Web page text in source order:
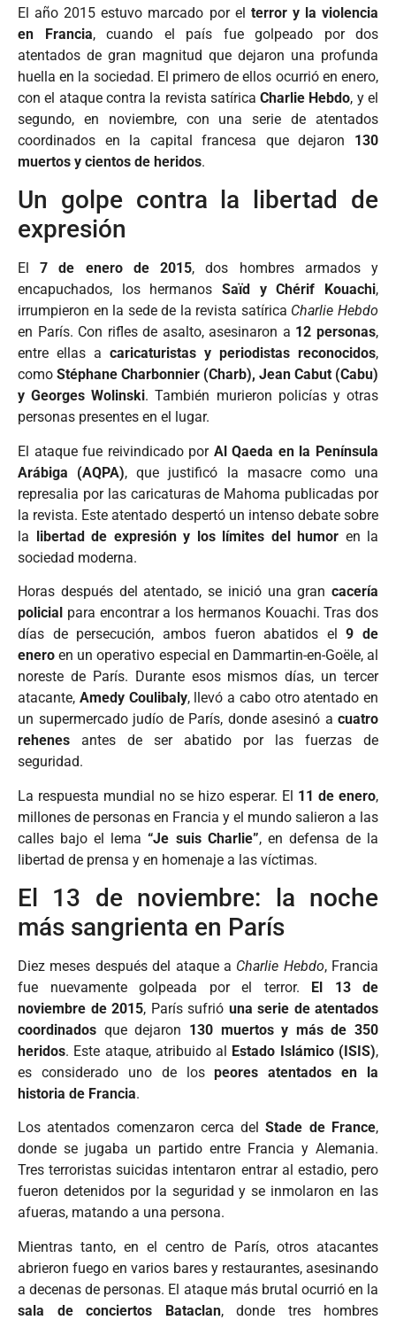
El año 2015 estuvo marcado por el terror y la violencia
en Francia, cuando el país fue golpeado por dos
atentados de gran magnitud que dejaron una profunda
huella en la sociedad. El primero de ellos ocurrió en enero,
con el ataque contra la revista satíricaCharlie Hebdo, y el
segundo, en noviembre, con una serie de atentados
coordinados en la capital francesa que dejaron 130
muertos y cientos de heridos.
Un golpe contra la libertad de
expresión
El7 de enero de 2015, dos hombres armados y
encapuchados, los hermanos Saïd y Chérif Kouachi,
irrumpieron en la sede de la revista satírica Charlie Hebdo
en París. Con rifles de asalto, asesinaron a 12 personas,
entre ellas a caricaturistas y periodistas reconocidos,
como Stéphane Charbonnier (Charb), Jean Cabut (Cabu)
y Georges Wolinski. También murieron policías y otras
personas presentes en el lugar.
El ataque fue reivindicado por Al Qaeda en la Península
Arábiga (AQPA), que justificó la masacre como una
represalia por las caricaturas de Mahoma publicadas por
la revista. Este atentado despertó un intenso debate sobre
la libertad de expresión y los límites del humor en la
sociedad moderna.
Horas después del atentado, se inició una gran cacería
policial para encontrar a los hermanos Kouachi. Tras dos
días de persecución, ambos fueron abatidos el9 de
enero en un operativo especial en Dammartin-en-Goële, al
noreste de París. Durante esos mismos días, un tercer
atacante, Amedy Coulibaly, llevó a cabo otro atentado en
un supermercado judío de París, donde asesinó a cuatro
rehenes antes de ser abatido por las fuerzas de
seguridad.
La respuesta mundial no se hizo esperar. El 11 de enero,
millones de personas en Francia y el mundo salieron a las
calles bajo el lema“Je suis Charlie”, en defensa de la
libertad de prensa y en homenaje a las víctimas.
El 13 de noviembre: la noche
más sangrienta en París
Diez meses después del ataque a Charlie Hebdo, Francia
fue nuevamente golpeada por el terror. El 13 de
noviembre de 2015, París sufrió una serie de atentados
coordinados que dejaron 130 muertos y más de 350
heridos. Este ataque, atribuido al Estado Islámico (ISIS),
es considerado uno de lospeores atentados en la
historia de Francia.
Los atentados comenzaron cerca delStade de France,
donde se jugaba un partido entre Francia y Alemania.
Tres terroristas suicidas intentaron entrar al estadio, pero
fueron detenidos por la seguridad y se inmolaron en las
afueras, matando a una persona.
Mientras tanto, en el centro de París, otros atacantes
abrieron fuego en varios bares y restaurantes, asesinando
a decenas de personas. El ataque más brutal ocurrió en la
sala de conciertos Bataclan, donde tres hombres